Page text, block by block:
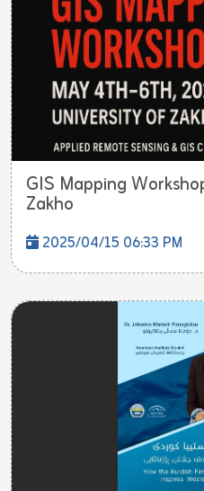
GIS Mapping
Zakho
2025/04/15 06:33 PM